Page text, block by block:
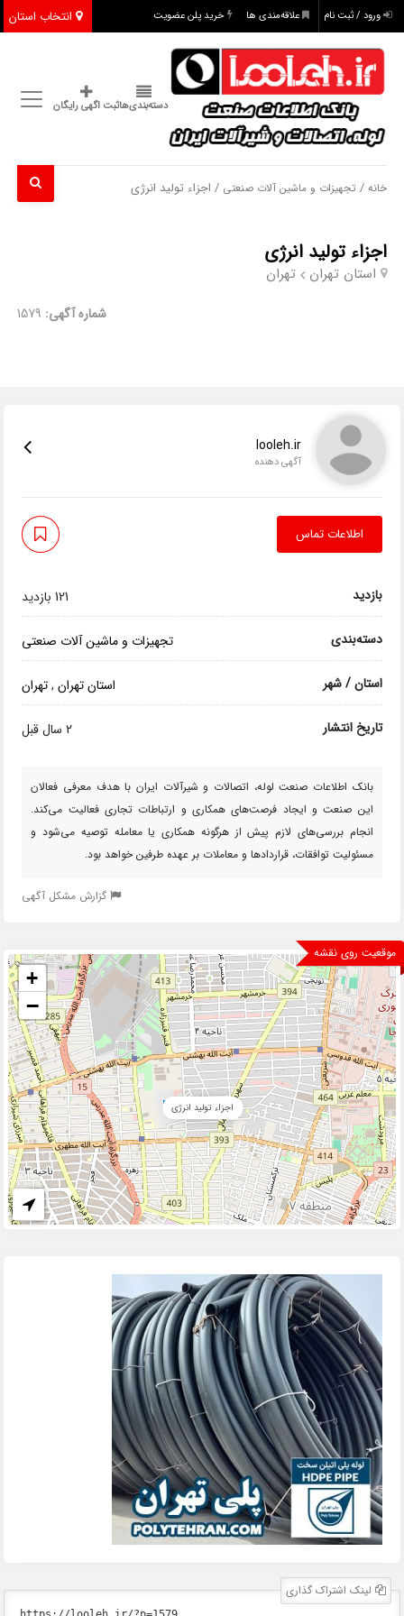
انتخاب استان ورود / ثبت نام علاقه‌مندی ها خرید پلن عضویت
دسته‌بندی‌هاثبت اگهی رایگان
خانه / تجهیزات و ماشین آلات صنعتی / اجزاء تولید انرژی
اجزاء تولید انرژی
استان تهران تهران
شماره آگهی: 1579
looleh.ir
آگهی دهنده
اطلاعات تماس
بازدید 121 بازدید
دسته‌بندی تجهیزات و ماشین آلات صنعتی
استان / شهر استان تهران,تهران
تاریخ انتشار 2 سال قبل
بانک اطلاعات صنعت لوله، اتصالات و شیرآلات ایران با هدف معرفی فعالان
این صنعت و ایجاد فرصت‌های همکاری و ارتباطات تجاری فعالیت می‌کند.
انجام بررسی‌های لازم پیش از هرگونه همکاری یا معامله توصیه می‌شود و
مسئولیت توافقات، قراردادها و معاملات بر عهده طرفین خواهد بود.
گزارش مشکل آگهی
موقعیت روی نقشه
اجزاء تولید انرژی
+
−
لینک اشتراک گذاری